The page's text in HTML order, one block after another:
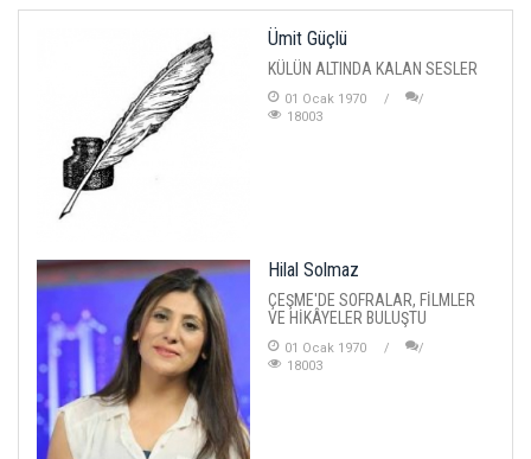
Ümit Güçlü
KÜLÜN ALTINDA KALAN SESLER
01 Ocak 1970
18003
Hilal Solmaz
ÇEŞME'DE SOFRALAR, FİLMLER
VE HİKÂYELER BULUŞTU
01 Ocak 1970
18003